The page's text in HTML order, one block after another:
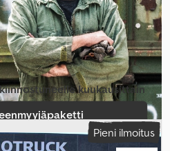
kuukausittain
ilmoitus
Pieni ilmoitus